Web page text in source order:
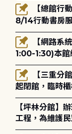
8/14行動書房
1:00-1:30)本館
網路升級更新
起閉館，臨時
造成不便，敬
【坪林分館】
工程，為維護